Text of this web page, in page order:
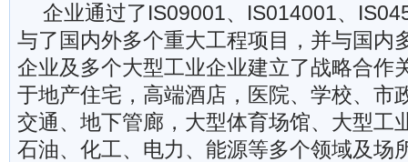
企业通过了IS09001、IS014001、
与了国内外多个重大工程项目，并与国内
企业及多个大型工业企业建立了战略合作
于地产住宅，高端酒店，医院、学校、市
交通、地下管廊，大型体育场馆、大型工
石油、化工、电力、能源等多个领域及场